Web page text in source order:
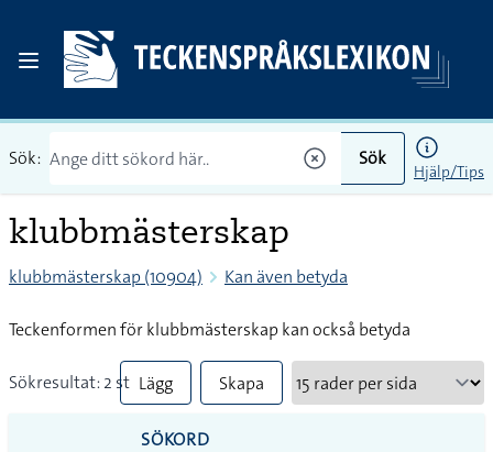
Sök: Sök
Hjälp/Tips
klubbmästerskap
klubbmästerskap (10904) Kan även betyda
Teckenformen för klubbmästerskap kan också betyda
Sökresultat: 2 st Lägg
till
Skapa
SÖKORD